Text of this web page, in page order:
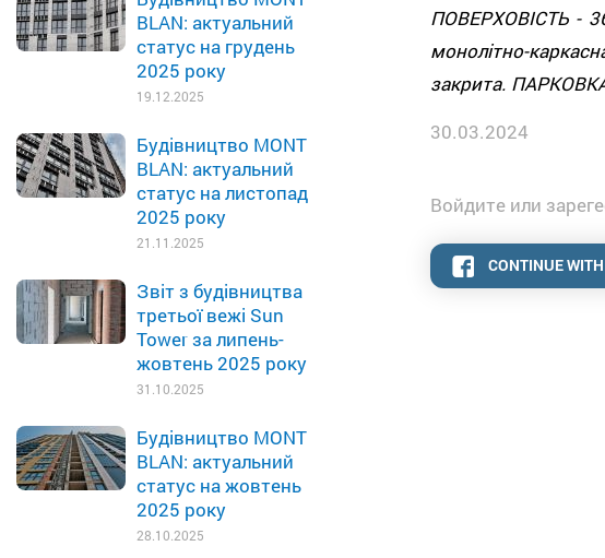
BLAN: актуальний
статус на грудень
2025 року
19.12.2025
Будівництво MONT
BLAN: актуальний
статус на листопад
2025 року
21.11.2025
Звіт з будівництва
третьої вежі Sun
Tower за липень-
жовтень 2025 року
31.10.2025
Будівництво MONT
BLAN: актуальний
статус на жовтень
2025 року
28.10.2025
ПОВЕРХОВІСТЬ -
монолітно-
закрита.
30.03.2024
Войдите или
CONTINUE